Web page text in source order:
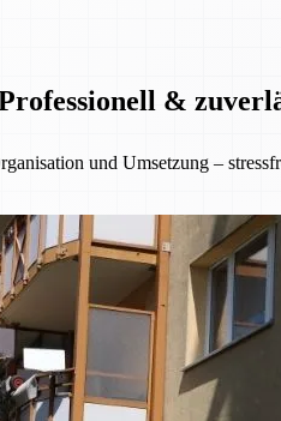
&
und Umsetzung –